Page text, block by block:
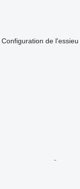
Configuration de l'essieu